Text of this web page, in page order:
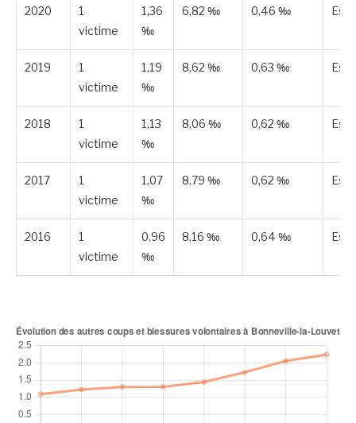
2020
1
victime
1,36
‰
6,82 ‰ 0,46 ‰
2019
1
victime
1,19
‰
8,62 ‰ 0,63 ‰
2018
1
victime
1,13
‰
8,06 ‰ 0,62 ‰
2017
1
victime
1,07
‰
8,79 ‰ 0,62 ‰
2016
1
victime
0,96
‰
8,16 ‰ 0,64 ‰